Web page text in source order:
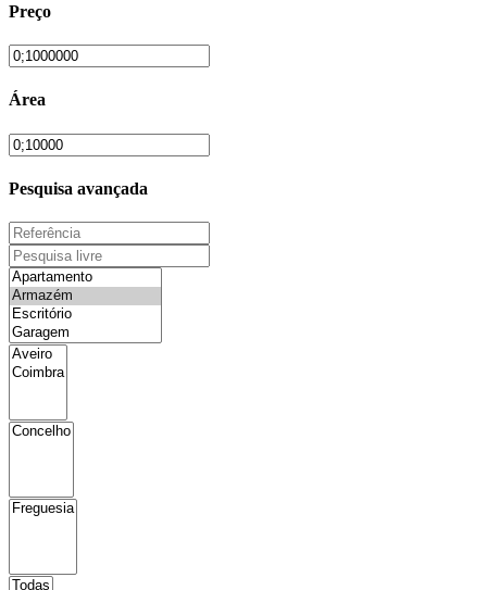
Preço
Área
Pesquisa avançada